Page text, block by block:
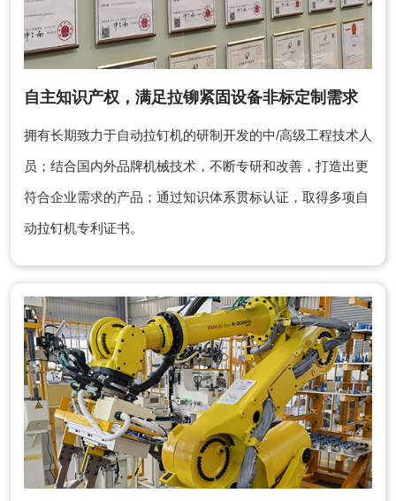
自主知识产权，满足拉铆紧固设备非标定制需求
拥有长期致力于自动拉钉机的研制开发的中/高级工程技术人
员；结合国内外品牌机械技术，不断专研和改善，打造出更
符合企业需求的产品；通过知识体系贯标认证，取得多项自
动拉钉机专利证书。